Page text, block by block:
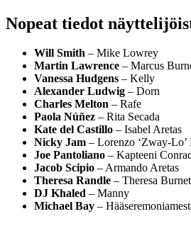
Nopeat tiedot
Will Smith – Mike Lowrey
Martin Lawrence – Marcus
Vanessa Hudgens – Kelly
Alexander Ludwig – Dorn
Charles Melton – Rafe
Paola Núñez – Rita Secada
Kate del Castillo – Isabel Aretas
Nicky Jam – Lorenzo ‘Zway-Lo’
Joe Pantoliano – Kapteeni
Jacob Scipio – Armando Aretas
Theresa Randle – Theresa
DJ Khaled – Manny
Michael Bay –